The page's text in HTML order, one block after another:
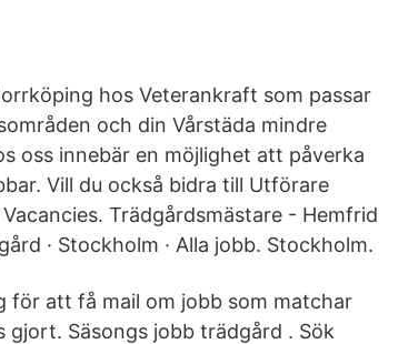
hos Veterankraft som passar
och din Vårstäda mindre
oss innebär en möjlighet att påverka
Vill du också bidra till Utförare
Trädgårdsmästare - Hemfrid
· Stockholm · Alla jobb. Stockholm.
för att få mail om jobb som matchar
gjort. Säsongs jobb trädgård . Sök